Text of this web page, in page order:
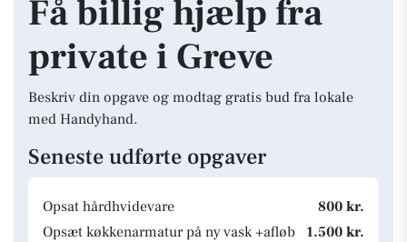
Få billig hjælp fra
private i Greve
Beskriv din opgave og modtag gratis bud fra lokale
med Handyhand.
Seneste udførte opgaver
Opsat hårdhvidevare
800 kr.
Opsæt køkkenarmatur på ny vask +afløb
1.500 kr.